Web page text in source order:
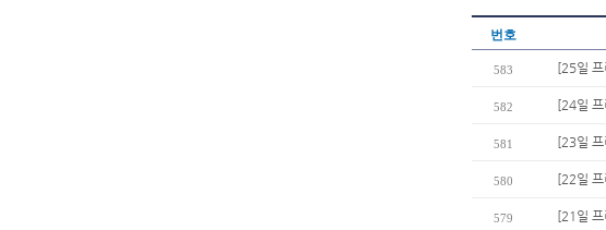
번호
583 [25일
582 [24일
581 [23일
580 [22일
579 [21일